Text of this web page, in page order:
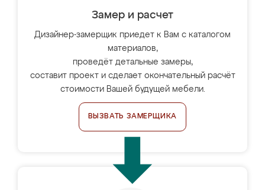
Замер и расчет
Дизайнер-замерщик приедет к Вам с каталогом
материалов,
проведёт детальные замеры,
составит проект и сделает окончательный расчёт
стоимости Вашей будущей мебели.
ВЫЗВАТЬ ЗАМЕРЩИКА